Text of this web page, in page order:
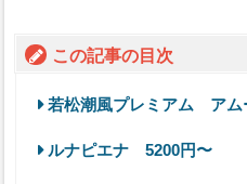
この記事の目次
若松潮風プレミアム ア
ルナピエナ 5200円〜